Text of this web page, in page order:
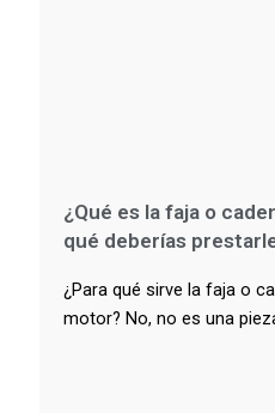
¿Qué es la faja o
qué deberías
¿Para qué sirve la faja o
motor? No, no es una